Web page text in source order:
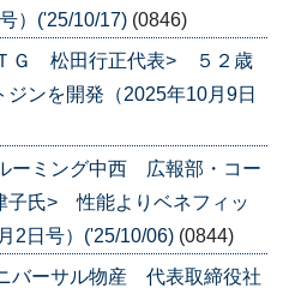
）('25/10/17) (0846)
ＴＧ 松田行正代表> ５２歳
ンを開発（2025年10月9日
ーミング中西 広報部・コー
氏> 性能よりベネフィッ
2日号）('25/10/06) (0844)
バーサル物産 代表取締役社